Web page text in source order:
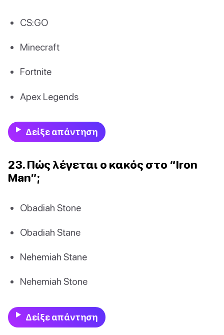
CS:GO
Minecraft
Fortnite
Apex Legends
Δείξε απάντηση
23. Πώς λέγεται ο κακός στο “Iron
Man”;
Obadiah Stone
Obadiah Stane
Nehemiah Stane
Nehemiah Stone
Δείξε απάντηση